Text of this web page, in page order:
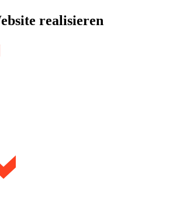
realisieren
besprechen Ihre Ziele, Wünsche und
Konzept mit strukturierter Inhaltsplanung